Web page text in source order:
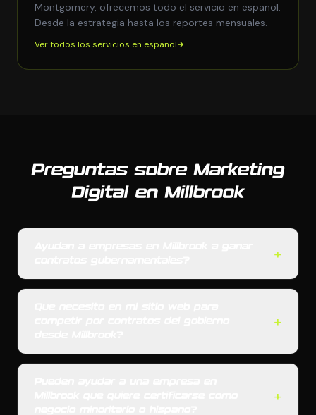
Montgomery, ofrecemos todo el servicio en espanol.
Desde la estrategia hasta los reportes mensuales.
Ver todos los servicios en espanol
Preguntas sobre Marketing
Digital en Millbrook
+
+
+